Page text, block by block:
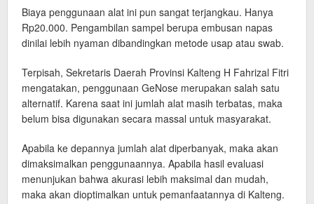
Biaya penggunaan alat ini pun sangat terjangkau. Hanya
Rp20.000. Pengambilan sampel berupa embusan napas
dinilai lebih nyaman dibandingkan metode usap atau swab.
Terpisah, Sekretaris Daerah Provinsi Kalteng H Fahrizal Fitri
mengatakan, penggunaan GeNose merupakan salah satu
alternatif. Karena saat ini jumlah alat masih terbatas, maka
belum bisa digunakan secara massal untuk masyarakat.
Apabila ke depannya jumlah alat diperbanyak, maka akan
dimaksimalkan penggunaannya. Apabila hasil evaluasi
menunjukan bahwa akurasi lebih maksimal dan mudah,
maka akan dioptimalkan untuk pemanfaatannya di Kalteng.